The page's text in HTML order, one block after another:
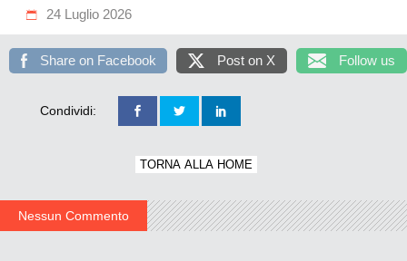
24 Luglio 2026
Share on Facebook Post on X Follow us
Condividi:
TORNA ALLA HOME
Nessun Commento